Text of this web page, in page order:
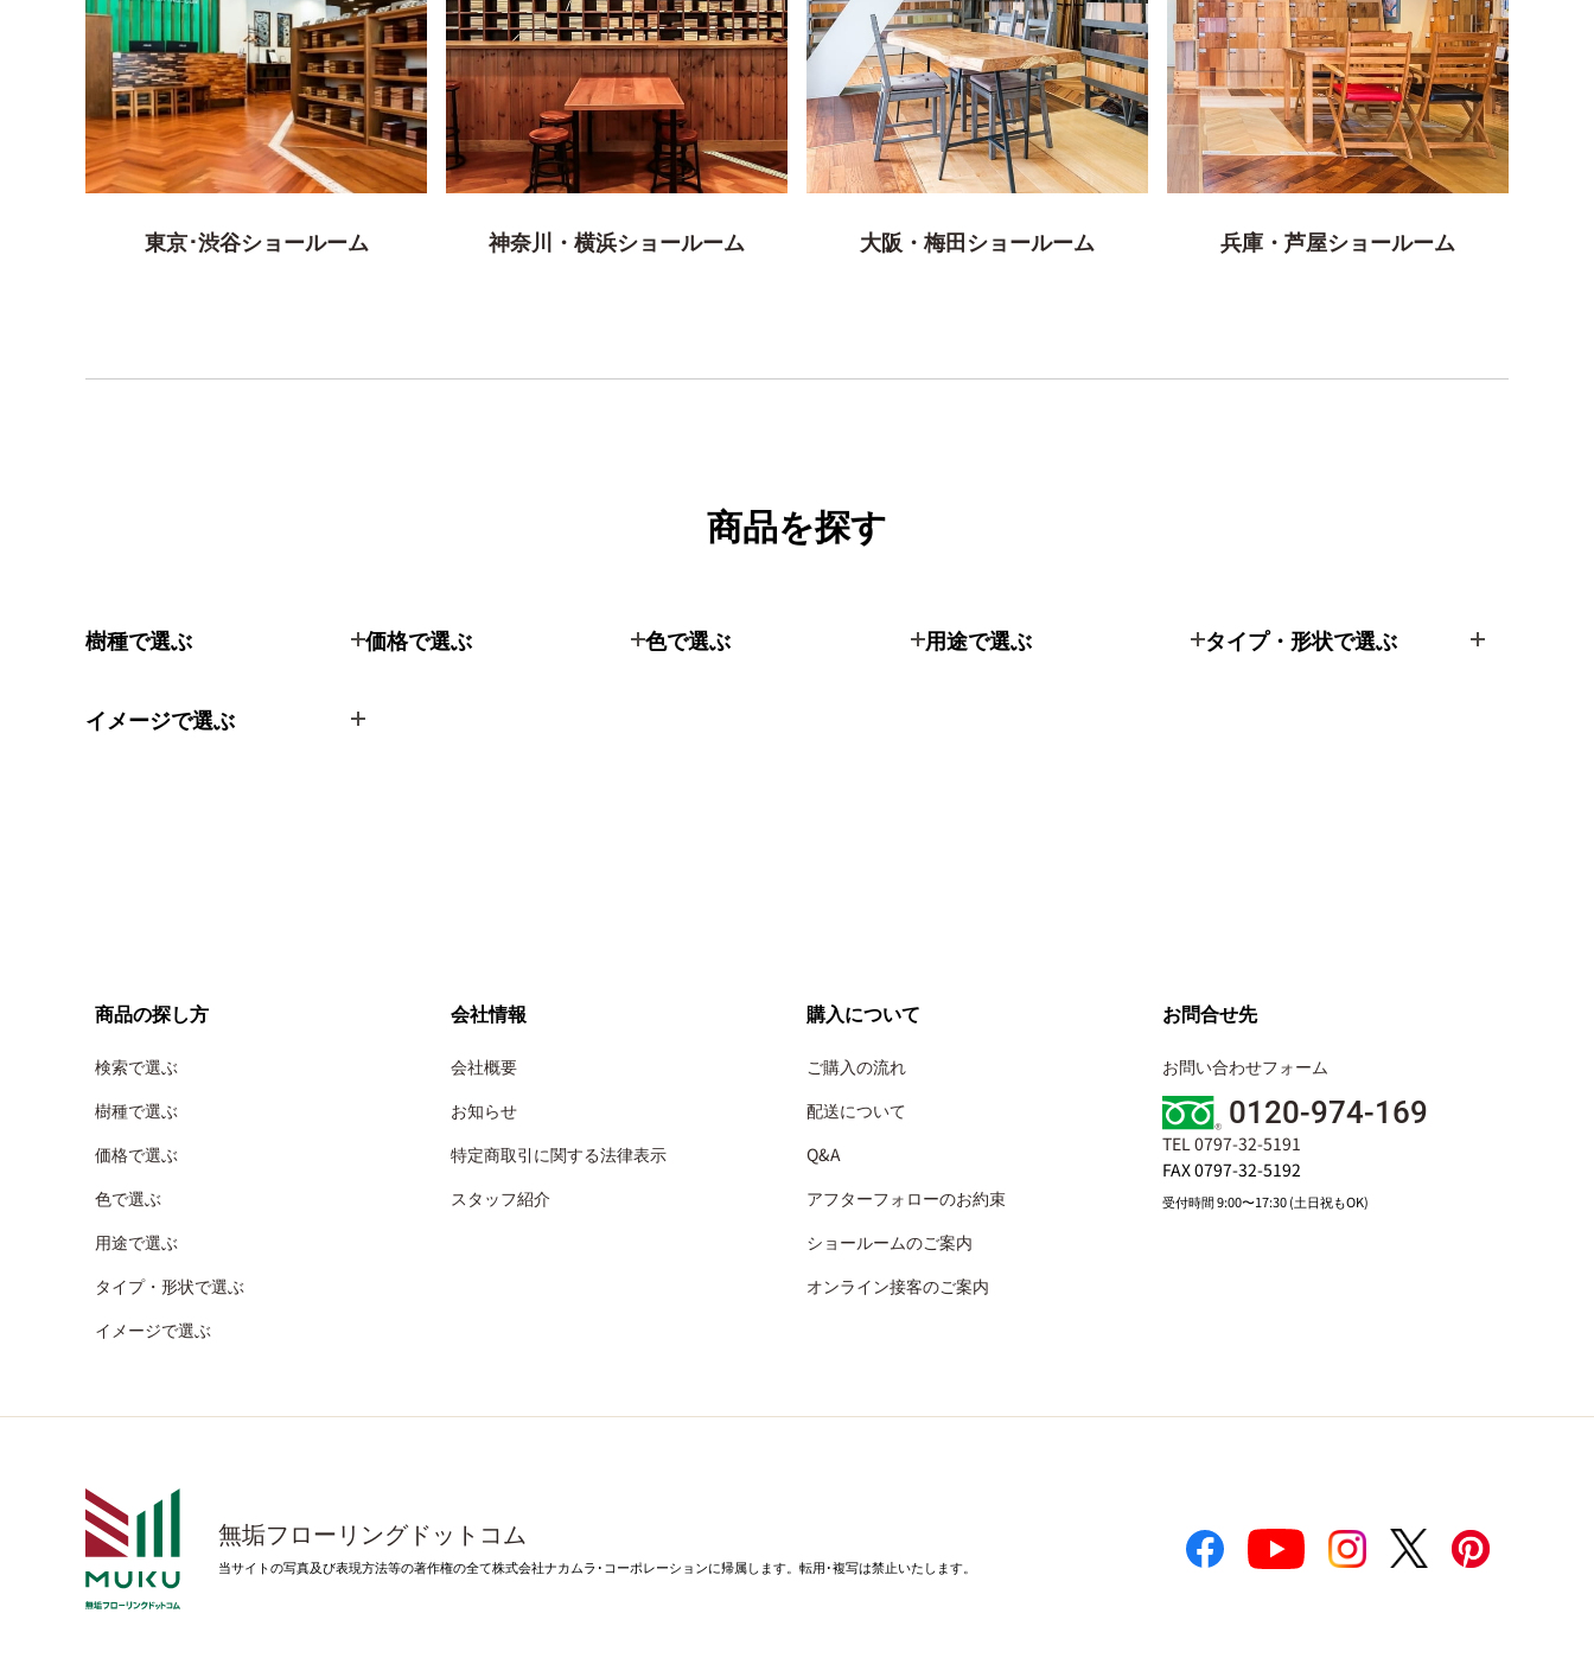
東京･渋谷ショールーム 神奈川・横浜ショールーム 大阪・梅田ショールーム 兵庫・芦屋ショールーム
商品を探す
樹種で選ぶ 価格で選ぶ 色で選ぶ 用途で選ぶ タイプ・形状で選ぶ
イメージで選ぶ
商品の探し方
検索で選ぶ
樹種で選ぶ
価格で選ぶ
色で選ぶ
用途で選ぶ
タイプ・形状で選ぶ
イメージで選ぶ
会社情報
会社概要
お知らせ
特定商取引に関する法律表示
スタッフ紹介
購入について
ご購入の流れ
配送について
Q&A
アフターフォローのお約束
ショールームのご案内
オンライン接客のご案内
お問合せ先
お問い合わせフォーム
0120-974-169
TEL 0797-32-5191
FAX 0797-32-5192
受付時間 9:00〜17:30 (土日祝もOK)
無垢フローリングドットコム
当サイトの写真及び表現方法等の著作権の全て株式会社ナカムラ･コーポレーションに帰属します。転用･複写は禁止いたします。